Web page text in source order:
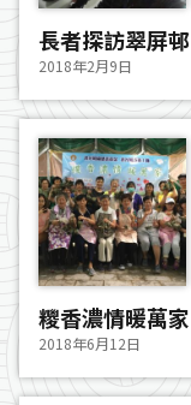
長者探訪翠屏邨
2018年2月9日
糭香濃情暖萬家
2018年6月12日